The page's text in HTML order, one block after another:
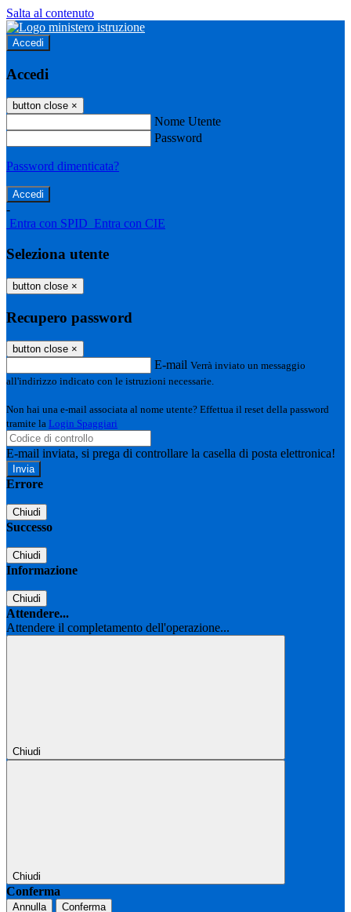
Salta al contenuto
Accedi
Accedi
button close ×
Nome Utente
Password
Password dimenticata?
-
Entra con SPID Entra con CIE
Seleziona utente
button close ×
Recupero password
button close ×
E-mail Verrà inviato un messaggio
all'indirizzo indicato con le istruzioni necessarie.
Non hai una e-mail associata al nome utente? Effettua il reset della password
tramite la Login Spaggiari
E-mail inviata, si prega di controllare la casella di posta elettronica!
Errore
Chiudi
Successo
Chiudi
Informazione
Chiudi
Attendere...
Attendere il completamento dell'operazione...
Chiudi
Chiudi
Conferma
Annulla Conferma